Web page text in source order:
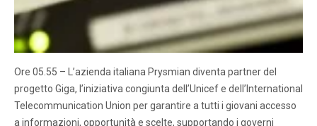
Ore 05.55 – L’azienda italiana Prysmian diventa partner del
progetto Giga, l’iniziativa congiunta dell’Unicef e dell’International
Telecommunication Union per garantire a tutti i giovani accesso
a informazioni, opportunità e scelte, supportando i governi